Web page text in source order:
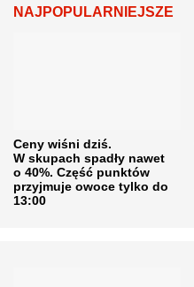
NAJPOPULARNIEJSZE
Ceny wiśni dziś.
W skupach spadły nawet
o 40%. Część punktów
przyjmuje owoce tylko do
13:00